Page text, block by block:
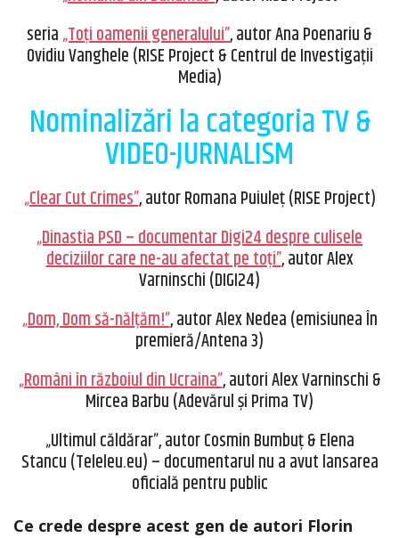
seria„Toți oamenii generalului”, autor Ana Poenariu &
Ovidiu Vanghele (RISE Project & Centrul de Investigații
Media)
Nominalizări la categoria TV &
VIDEO-JURNALISM
„Clear Cut Crimes”, autor Romana Puiuleț (RISE Project)
„Dinastia PSD – documentar Digi24 despre culisele
deciziilor care ne-au afectat pe toți”, autor Alex
Varninschi (DIGI24)
„Dom, Dom să-nălțăm!”, autor Alex Nedea (emisiunea În
premieră/Antena 3)
„Români în războiul din Ucraina”, autori Alex Varninschi &
Mircea Barbu (Adevărul și Prima TV)
„Ultimul căldărar”, autor Cosmin Bumbuț & Elena
Stancu (Teleleu.eu) – documentarul nu a avut lansarea
oficială pentru public
Ce crede despre acest gen de autori Florin